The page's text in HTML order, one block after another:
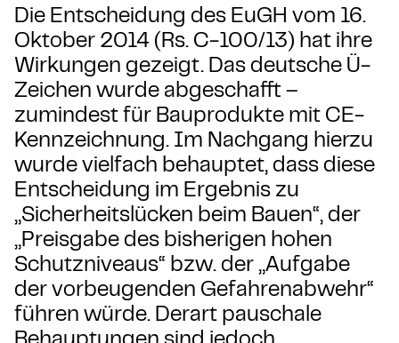
Die Entscheidung des EuGH vom 16.
Oktober 2014 (Rs. C-100/13) hat ihre
Wirkungen gezeigt. Das deutsche Ü-
Zeichen wurde abgeschafft –
zumindest für Bauprodukte mit CE-
Kennzeichnung. Im Nachgang hierzu
wurde vielfach behauptet, dass diese
Entscheidung im Ergebnis zu
„Sicherheitslücken beim Bauen“, der
„Preisgabe des bisherigen hohen
Schutzniveaus“ bzw. der „Aufgabe
der vorbeugenden Gefahrenabwehr“
führen würde. Derart pauschale
Behauptungen sind jedoch